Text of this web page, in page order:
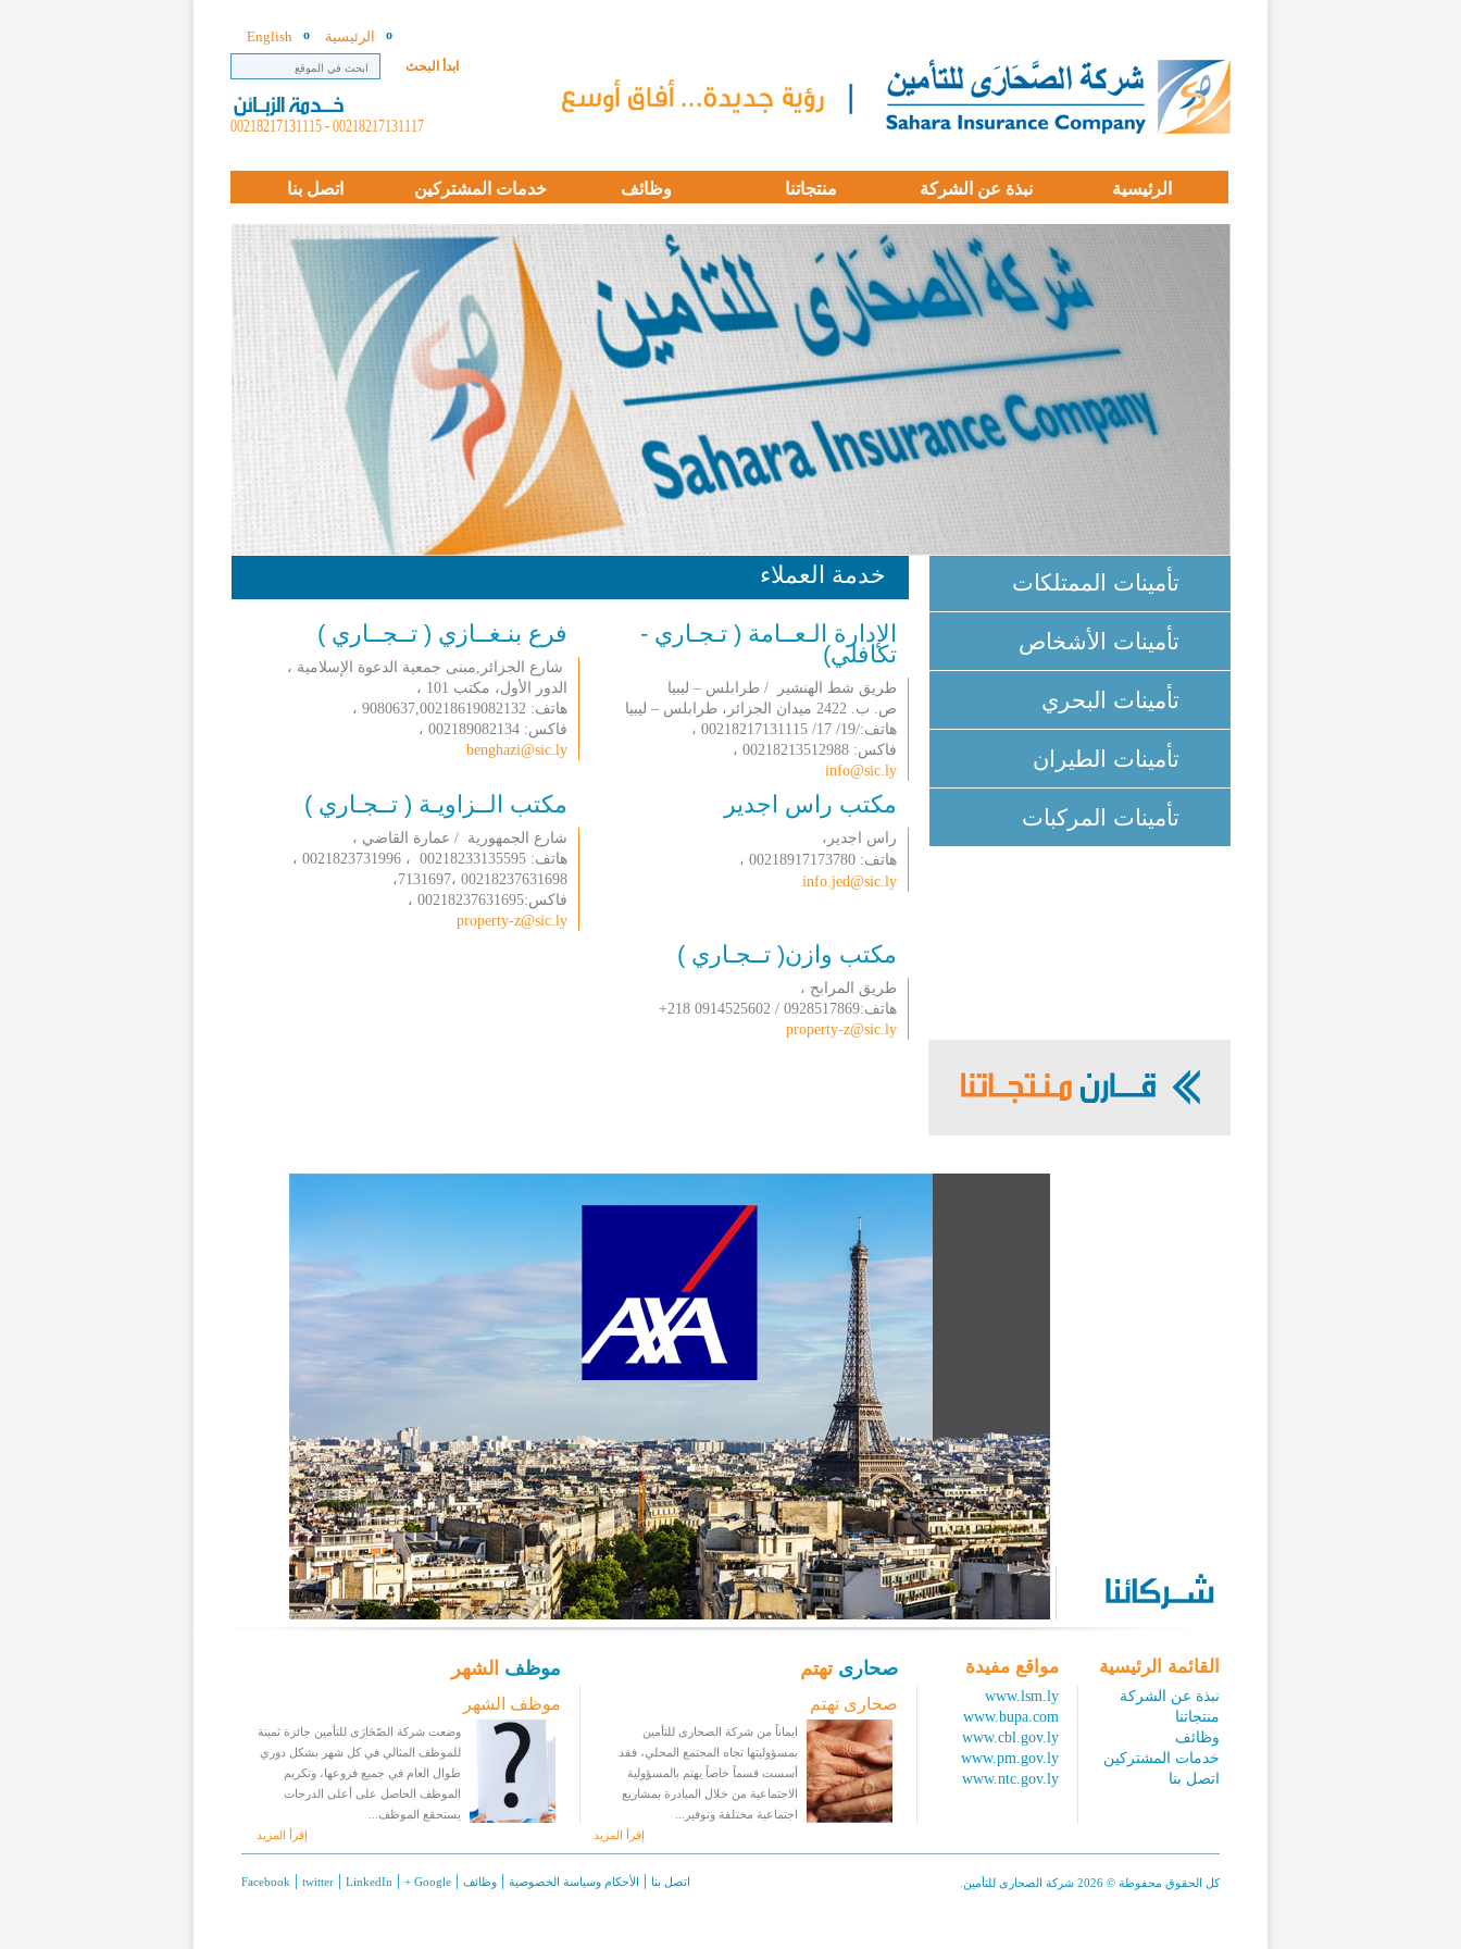
الرئيسية English
ابدأ البحث
00218217131117 - 00218217131115
الرئيسية نبذة عن الشركة منتجاتنا وظائف خدمات المشتركين اتصل بنا
تأمينات الممتلكات
تأمينات الأشخاص
تأمينات البحري
تأمينات الطيران
تأمينات المركبات
خدمة العملاء
الإدارة الـعــامة ( تـجـاري -
تكافلي)
طريق شط الهنشير / طرابلس – ليبيا
ص. ب. 2422 ميدان الجزائر، طرابلس – ليبيا
هاتف:/19/ 17/ 00218217131115 ،
فاكس: 00218213512988 ،
info@sic.ly
فرع بنـغــازي ( تــجــاري )
شارع الجزائر,مبنى جمعية الدعوة الإسلامية ،
الدور الأول، مكتب 101 ،
هاتف: 9080637,00218619082132 ،
فاكس: 002189082134 ،
benghazi@sic.ly
مكتب راس اجدير
راس اجدير،
هاتف: 00218917173780 ،
info.jed@sic.ly
مكتب الــزاويـة ( تــجـاري )
شارع الجمهورية / عمارة القاضي ،
هاتف: 00218233135595 ، 0021823731996 ،
00218237631698 ،7131697،
فاكس:00218237631695 ،
property-z@sic.ly
مكتب وازن( تــجـاري )
طريق المرابح ،
هاتف:0928517869 / 0914525602 218+
property-z@sic.ly
القائمة الرئيسية
نبذة عن الشركة
منتجاتنا
وظائف
خدمات المشتركين
اتصل بنا
مواقع مفيدة
www.lsm.ly
www.bupa.com
www.cbl.gov.ly
www.pm.gov.ly
www.ntc.gov.ly
صحارىتهتم
صحارى تهتم
ايماناً من شركة الصحارى للتأمين
بمسؤوليتها تجاه المجتمع المحلي، فقد
أسست قسماً خاصاً يهتم بالمسؤولية
الاجتماعية من خلال المبادرة بمشاريع
اجتماعية مختلفة وتوفير...
إقرأ المزيد
موظف الشهر
موظف الشهر
وضعت شركة الصّحَارَى للتأمين جائزة ثمينة
للموظف المثالي في كل شهر بشكل دوري
طوال العام في جميع فروعها، وتكريم
الموظف الحاصل على أعلى الدرجات
يستحقع الموظف...
إقرأ المزيد
كل الحقوق محفوظة © 2026 شركة الصحارى للتأمين. اتصل بنا | الأحكام وسياسة الخصوصية | وظائف |
Facebook | twitter | LinkedIn | + Google